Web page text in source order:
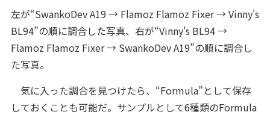
左が“SwankoDev A19 → Flamoz Flamoz Fixer → Vinny's
BL94”の順に調合した写真、右が“Vinny's BL94 →
Flamoz Flamoz Fixer → SwankoDev A19”の順に調合し
た写真。
気に入った調合を見つけたら、“Formula”として保存
しておくことも可能だ。サンプルとして6種類のFormula